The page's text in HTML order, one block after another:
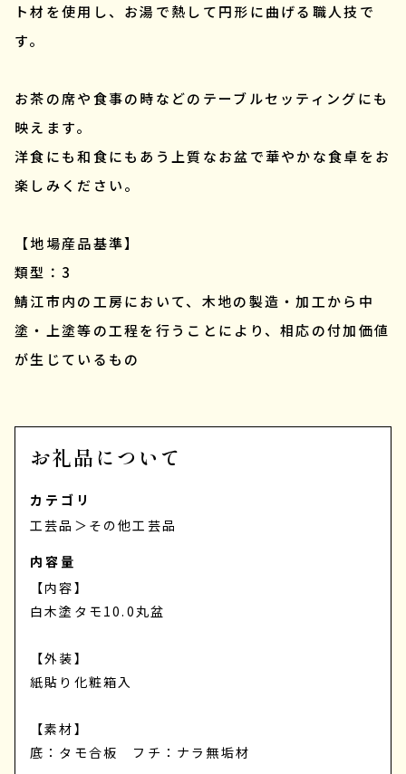
ト材を使用し、お湯で熱して円形に曲げる職人技で
す。
お茶の席や食事の時などのテーブルセッティングにも
映えます。
洋食にも和食にもあう上質なお盆で華やかな食卓をお
楽しみください。
【地場産品基準】
類型：3
鯖江市内の工房において、木地の製造・加工から中
塗・上塗等の工程を行うことにより、相応の付加価値
が生じているもの
お礼品について
カテゴリ
工芸品 ＞ その他工芸品
内容量
【内容】
白木塗タモ10.0丸盆
【外装】
紙貼り化粧箱入
【素材】
底：タモ合板 フチ：ナラ無垢材